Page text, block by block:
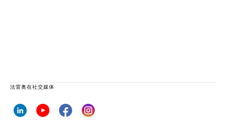
法雷奥在社交媒体